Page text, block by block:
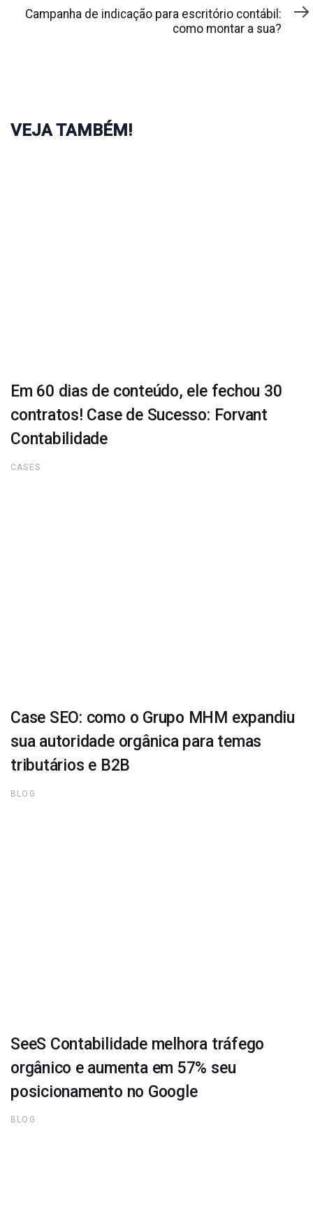
Article
Campanha de indicação para escritório contábil:
como montar a sua?
VEJA TAMBÉM!
Em 60 dias de conteúdo, ele fechou 30
contratos! Case de Sucesso: Forvant
Contabilidade
CASES
Case SEO: como o Grupo MHM expandiu
sua autoridade orgânica para temas
tributários e B2B
BLOG
SeeS Contabilidade melhora tráfego
orgânico e aumenta em 57% seu
posicionamento no Google
BLOG